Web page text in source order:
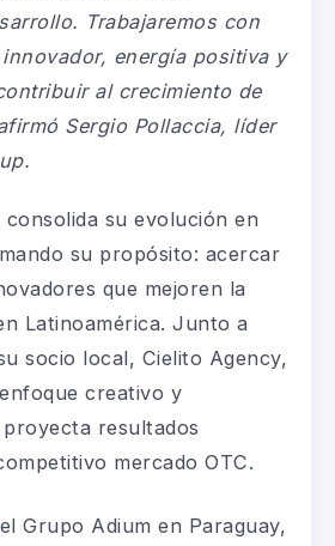
Trabajaremos con
energía positiva y
al crecimiento de
Sergio Pollaccia, líder
consolida su evolución en
su propósito: acercar
que mejoren la
Latinoamérica. Junto a
socio local, Cielito Agency,
creativo y
resultados
mercado OTC.
Grupo Adium en Paraguay,